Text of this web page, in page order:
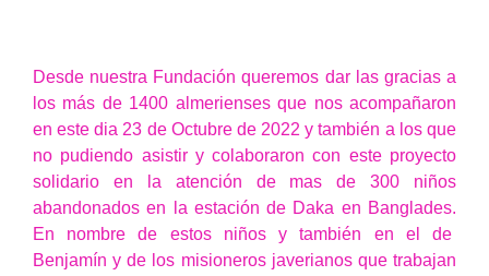
Desde nuestra Fundación queremos dar las gracias a
los más de 1400 almerienses que nos acompañaron
en este dia 23 de Octubre de 2022 y también a los que
no pudiendo asistir y colaboraron con este proyecto
solidario en la atención de mas de 300 niños
abandonados en la estación de Daka en Banglades.
En nombre de estos niños y también en el de
Benjamín y de los misioneros javerianos que trabajan